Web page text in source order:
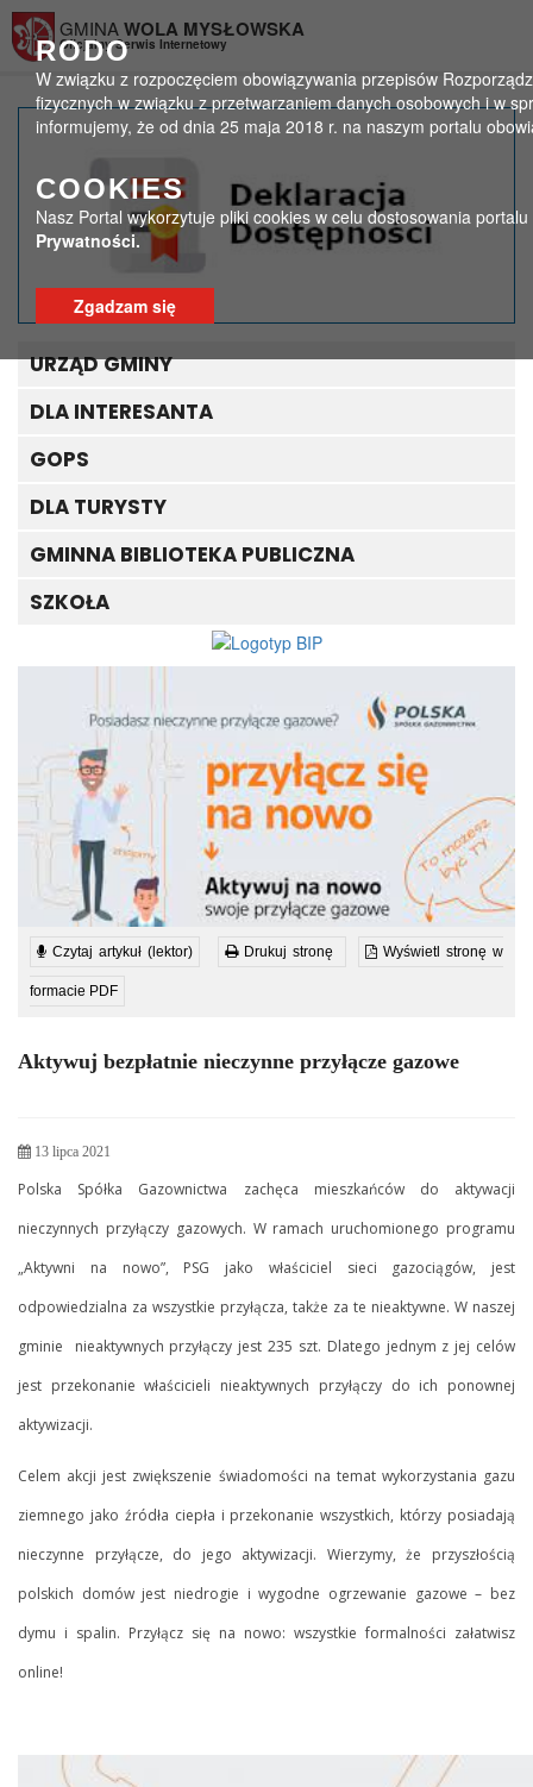
RODO
W związku z rozpoczęciem obowiązywania przepisów
fizycznych w związku z przetwarzaniem danych osobowych i w
informujemy, że od dnia 25 maja 2018 r. na naszym portalu
COOKIES
Nasz Portal wykorzytuje pliki cookies w celu dostosowania
Prywatności.
Zgadzam się
GMINA WOLA MYSŁOWSKA
Oficjalny Serwis Internetowy
Aktywuj bezpłatnie
nieczynne przyłącze
gazowe
Strona główna > Ogłoszenia
Aktywuj bezpłatnie nieczynne przyłącze gazowe
URZĄD GMINY
DLA INTERESANTA
GOPS
DLA TURYSTY
GMINNA BIBLIOTEKA PUBLICZNA
SZKOŁA
Czytaj artykuł (lektor) Drukuj stronę Wyświetl stronę w
formacie PDF
Aktywuj bezpłatnie nieczynne przyłącze gazowe
13 lipca 2021
Polska Spółka Gazownictwa zachęca mieszkańców do aktywacji
nieczynnych przyłączy gazowych. W ramach uruchomionego programu
„Aktywni na nowo”, PSG jako właściciel sieci gazociągów, jest
odpowiedzialna za wszystkie przyłącza, także za te nieaktywne. W naszej
gminie nieaktywnych przyłączy jest 235 szt. Dlatego jednym z jej celów
jest przekonanie właścicieli nieaktywnych przyłączy do ich ponownej
aktywizacji.
Celem akcji jest zwiększenie świadomości na temat wykorzystania gazu
ziemnego jako źródła ciepła i przekonanie wszystkich, którzy posiadają
nieczynne przyłącze, do jego aktywizacji. Wierzymy, że przyszłością
polskich domów jest niedrogie i wygodne ogrzewanie gazowe – bez
dymu i spalin. Przyłącz się na nowo: wszystkie formalności załatwisz
online!